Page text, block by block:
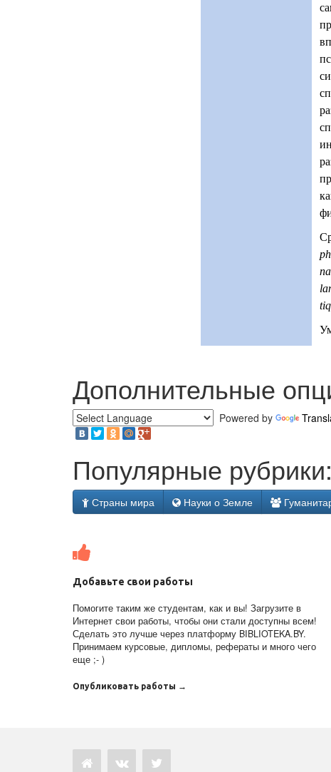
Дополнительные
Powered by
Популярные рубрики:
Страны мира Науки о Земле
Добавьте свои работы
Помогите таким же студентам, как и вы! Загрузите в
Интернет свои работы, чтобы они стали доступны всем!
Сделать это лучше через платформу BIBLIOTEKA.BY.
Принимаем курсовые, дипломы, рефераты и много чего
еще ;- )
Опубликовать работы →